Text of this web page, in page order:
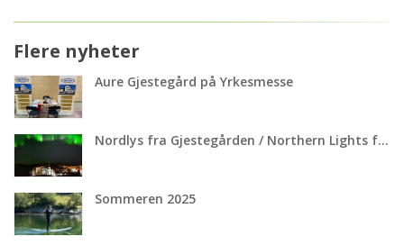
Flere nyheter
Aure Gjestegård på Yrkesmesse
Nordlys fra Gjestegården / Northern Lights from our Guesthouse
Sommeren 2025